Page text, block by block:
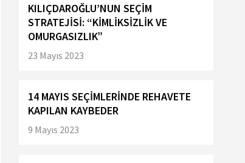
KILIÇDAROĞLU’NUN SEÇİM
STRATEJİSİ: “KİMLİKSİZLİK VE
OMURGASIZLIK”
23 Mayıs 2023
14 MAYIS SEÇİMLERİNDE REHAVETE
KAPILAN KAYBEDER
9 Mayıs 2023